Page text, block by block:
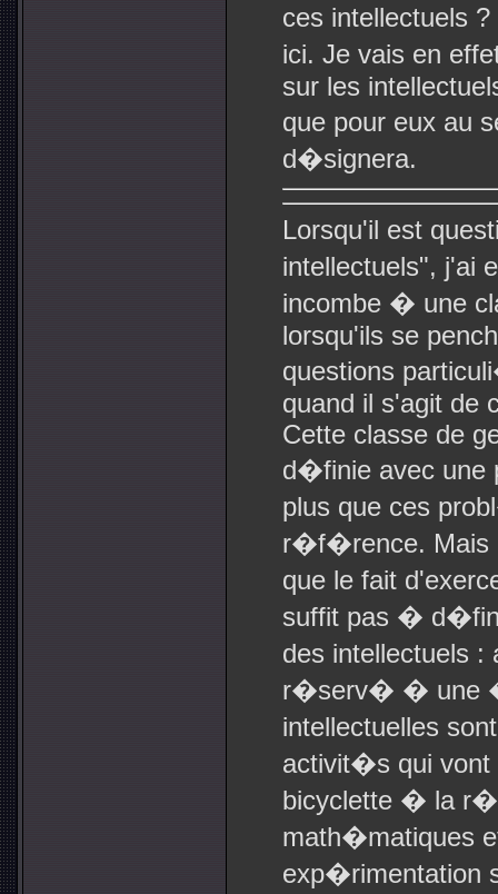
ces intellectuels
ici. Je vais en
sur les
que pour eux au
d�signera.
Lorsqu'il est
intellectuels", j'ai
incombe � une
lorsqu'ils se
questions
quand il s'agit de
Cette classe de
d�finie avec une
plus que ces
r�f�rence. Mais
que le fait
suffit pas �
des intellectuels
r�serv� � une
intellectuelles
activit�s qui
bicyclette � la
math�matiques
exp�rimentation